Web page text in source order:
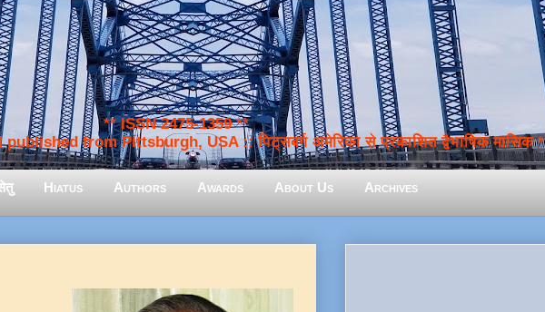
** ISSN 2475-1359 **
from Pittsburgh, USA :: पिट्सबर्ग अमेरिका से प्रकाशित द्वैभाषिक मासिक *
Hiatus Authors Awards About Us Archives